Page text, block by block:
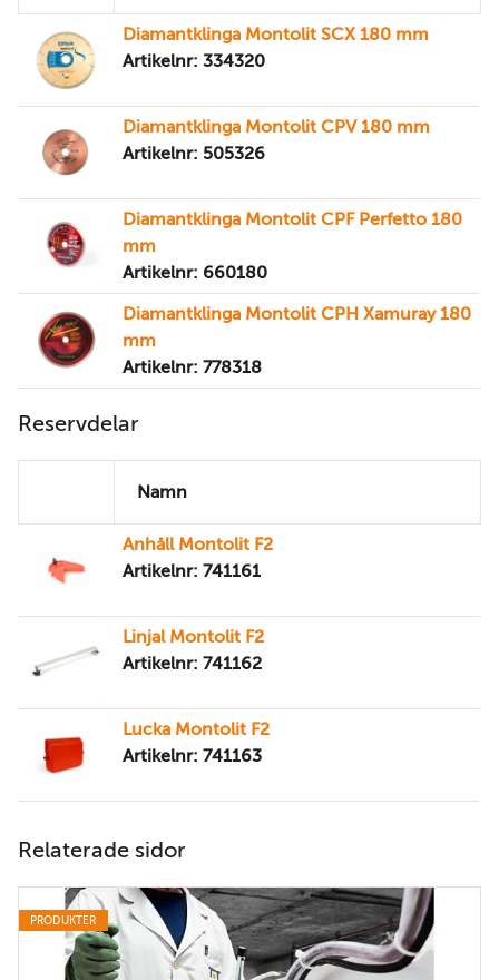
Diamantklinga Montolit SCX 180 mm
Artikelnr: 334320
Diamantklinga Montolit CPV 180 mm
Artikelnr: 505326
Diamantklinga Montolit CPF Perfetto 180
mm
Artikelnr: 660180
Diamantklinga Montolit CPH Xamuray 180
mm
Artikelnr: 778318
Reservdelar
Namn
Anhåll Montolit F2
Artikelnr: 741161
Linjal Montolit F2
Artikelnr: 741162
Lucka Montolit F2
Artikelnr: 741163
Relaterade sidor
PRODUKTER